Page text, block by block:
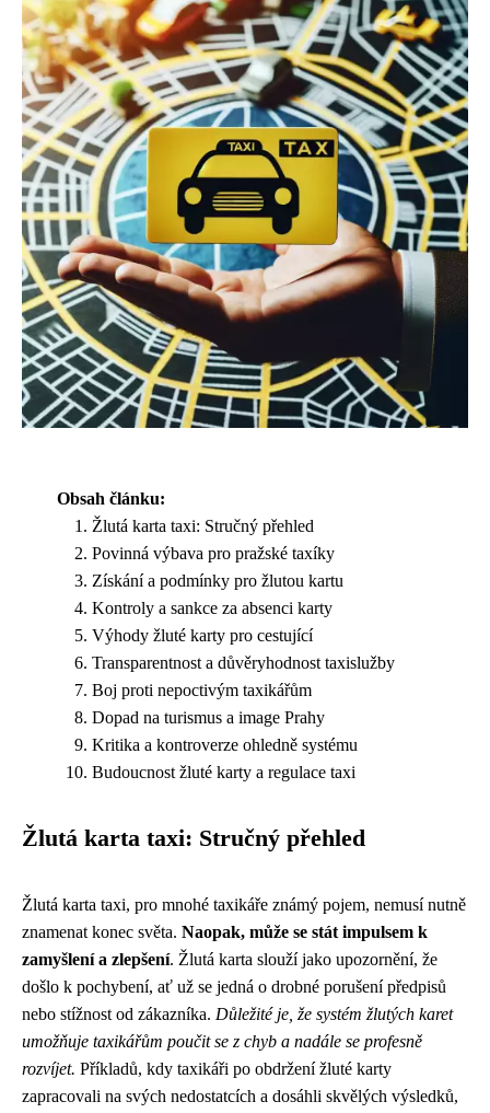
Obsah článku:
Žlutá karta taxi: Stručný přehled
Povinná výbava pro pražské taxíky
Získání a podmínky pro žlutou kartu
Kontroly a sankce za absenci karty
Výhody žluté karty pro cestující
Transparentnost a důvěryhodnost taxislužby
Boj proti nepoctivým taxikářům
Dopad na turismus a image Prahy
Kritika a kontroverze ohledně systému
Budoucnost žluté karty a regulace taxi
Žlutá karta taxi: Stručný přehled
Žlutá karta taxi, pro mnohé taxikáře známý pojem, nemusí nutně
znamenat konec světa. Naopak, může se stát impulsem k
zamyšlení a zlepšení. Žlutá karta slouží jako upozornění, že
došlo k pochybení, ať už se jedná o drobné porušení předpisů
nebo stížnost od zákazníka. Důležité je, že systém žlutých karet
umožňuje taxikářům poučit se z chyb a nadále se profesně
rozvíjet. Příkladů, kdy taxikáři po obdržení žluté karty
zapracovali na svých nedostatcích a dosáhli skvělých výsledků,